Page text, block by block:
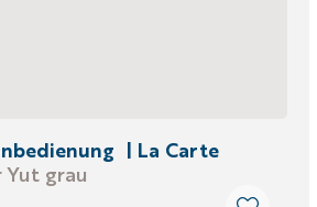
| La Carte
grau